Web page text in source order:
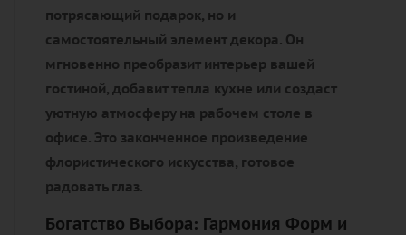
потрясающий подарок, но и
самостоятельный элемент декора. Он
мгновенно преобразит интерьер вашей
гостиной, добавит тепла кухне или создаст
уютную атмосферу на рабочем столе в
офисе. Это законченное произведение
флористического искусства, готовое
радовать глаз.
Богатство Выбора: Гармония Форм и